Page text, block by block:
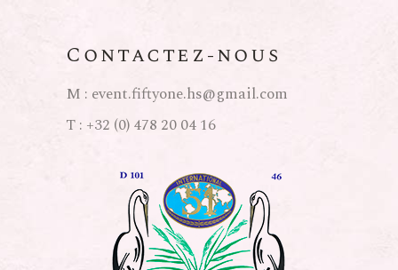
Contactez-nous
M : event.fiftyone.hs@gmail.com
T : +32 (0) 478 20 04 16